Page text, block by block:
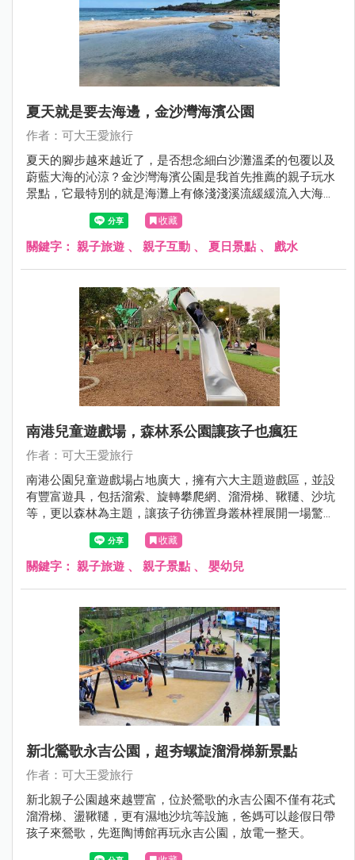
夏天就是要去海邊，金沙灣海濱公園
作者：可大王愛旅行
夏天的腳步越來越近了，是否想念細白沙灘溫柔的包覆以及
蔚藍大海的沁涼？金沙灣海濱公園是我首先推薦的親子玩水
景點，它最特別的就是海灘上有條淺淺溪流緩緩流入大海，
小孩可以在這淺灘玩水，溪水也不像海水那樣溼黏，更好清
理。溪水在內、海水在外所形成內外夾攻大力玩的特殊景
色，一旁還有公廁可免費沖洗，這樣方便安全的玩水景點不
收藏
關鍵字： 親子旅遊 、 親子互動 、 夏日景點 、 戲水
南港兒童遊戲場，森林系公園讓孩子也瘋狂
作者：可大王愛旅行
南港公園兒童遊戲場占地廣大，擁有六大主題遊戲區，並設
有豐富遊具，包括溜索、旋轉攀爬網、溜滑梯、鞦韆、沙坑
等，更以森林為主題，讓孩子彷彿置身叢林裡展開一場驚奇
收藏
關鍵字： 親子旅遊 、 親子景點 、 嬰幼兒
新北鶯歌永吉公園，超夯螺旋溜滑梯新景點
作者：可大王愛旅行
新北親子公園越來越豐富，位於鶯歌的永吉公園不僅有花式
溜滑梯、盪鞦韆，更有濕地沙坑等設施，爸媽可以趁假日帶
孩子來鶯歌，先逛陶博館再玩永吉公園，放電一整天。